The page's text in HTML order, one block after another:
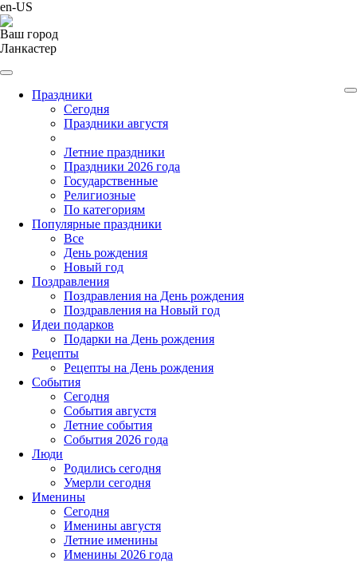
en-US
Ваш город
Ланкастер
Праздники
Cегодня
Праздники августя
Летние праздники
Праздники 2026 года
Государственные
Религиозные
По категориям
Популярные праздники
Все
День рождения
Новый год
Поздравления
Поздравления на День рождения
Поздравления на Новый год
Идеи подарков
Подарки на День рождения
Рецепты
Рецепты на День рождения
События
Cегодня
События августя
Летние события
События 2026 года
Люди
Родились сегодня
Умерли сегодня
Именины
Cегодня
Именины августя
Летние именины
Именины 2026 года